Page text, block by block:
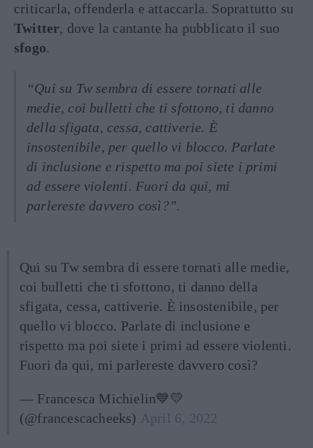
criticarla, offenderla e attaccarla. Soprattutto su
Twitter, dove la cantante ha pubblicato il suo
sfogo.
“Qui su Tw sembra di essere tornati alle
medie, coi bulletti che ti sfottono, ti danno
della sfigata, cessa, cattiverie. È
insostenibile, per quello vi blocco. Parlate
di inclusione e rispetto ma poi siete i primi
ad essere violenti. Fuori da qui, mi
parlereste davvero così?”.
Qui su Tw sembra di essere tornati alle medie,
coi bulletti che ti sfottono, ti danno della
sfigata, cessa, cattiverie. È insostenibile, per
quello vi blocco. Parlate di inclusione e
rispetto ma poi siete i primi ad essere violenti.
Fuori da qui, mi parlereste davvero così?
— Francesca Michielin💙💛
(@francescacheeks) April 6, 2022